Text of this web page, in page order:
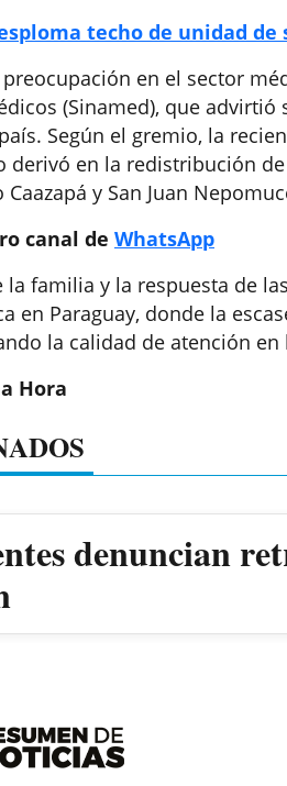
techo de unidad de
preocupación en el sector
(Sinamed), que
Según el gremio, la
derivó en la redistribución
y San Juan
canal de WhatsApp
la familia y la respuesta de
en Paraguay, donde la
la calidad de atención
Hora
denuncian